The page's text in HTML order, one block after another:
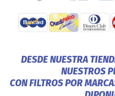
DESDE NUESTRA
NUESTROS
CON FILTROS POR